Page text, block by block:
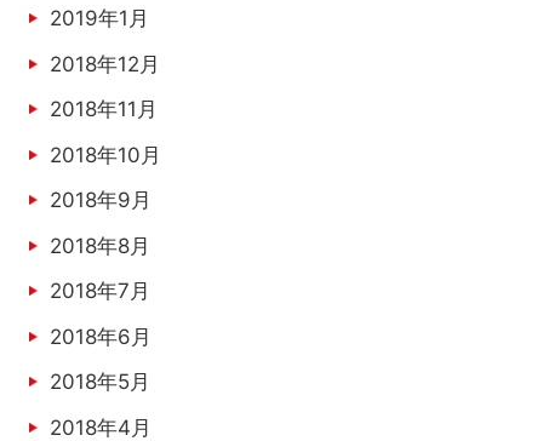
2019年1月
2018年12月
2018年11月
2018年10月
2018年9月
2018年8月
2018年7月
2018年6月
2018年5月
2018年4月